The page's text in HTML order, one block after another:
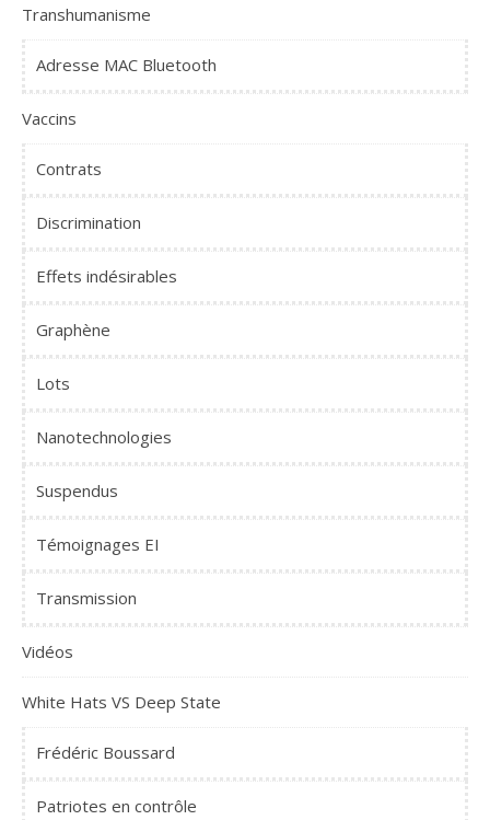
Transhumanisme
Adresse MAC Bluetooth
Vaccins
Contrats
Discrimination
Effets indésirables
Graphène
Lots
Nanotechnologies
Suspendus
Témoignages EI
Transmission
Vidéos
White Hats VS Deep State
Frédéric Boussard
Patriotes en contrôle